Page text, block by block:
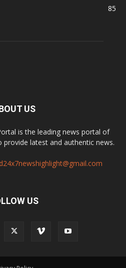
85
US
is the leading news portal of
latest and authentic news.
US